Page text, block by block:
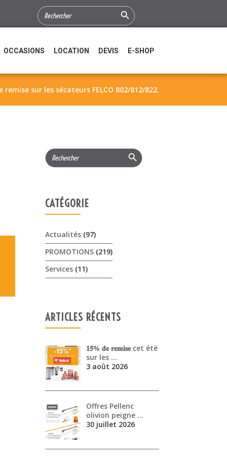
SEARCH
FOR:
Search Button
OCCASIONS LOCATION DEVIS E-SHOP
remise sur les sécateurs FELCO 802/812/822.
Search
for:
Search Button
CATÉGORIE
Actualités (97)
PROMOTIONS (219)
Services (11)
ARTICLES RÉCENTS
𝟏𝟓% 𝐝𝐞 𝐫𝐞𝐦𝐢𝐬𝐞 cet été
sur les …
3 août 2026
Offres Pellenc
olivion peigne …
30 juillet 2026